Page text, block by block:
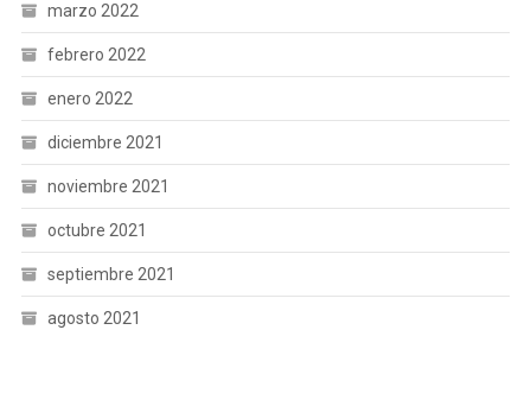
marzo 2022
febrero 2022
enero 2022
diciembre 2021
noviembre 2021
octubre 2021
septiembre 2021
agosto 2021